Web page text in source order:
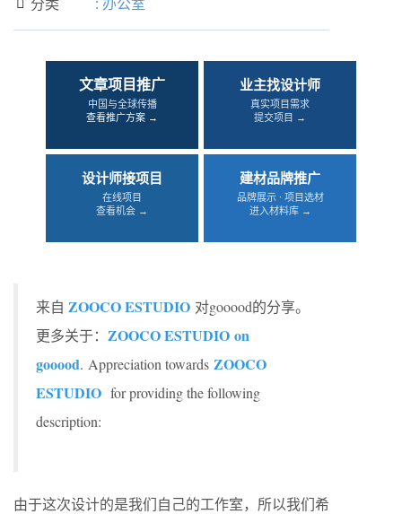

文章项目推广
中国与全球传播
查看推广方案 →
业主找设计师
真实项目需求
提交项目 →
设计师接项目
在线项目
查看机会 →
建材品牌推广
品牌展示 · 项目选材
进入材料库 →
来自 ZOOCO ESTUDIO 对gooood的分享。
更多关于： ZOOCO ESTUDIO on
gooood. Appreciation towards ZOOCO
ESTUDIO for providing the following
description:
由于这次设计的是我们自己的工作室，所以我们希